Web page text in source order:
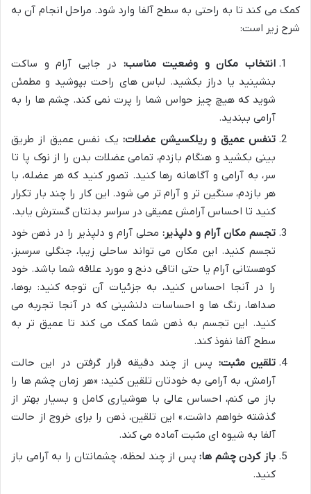
کمک می کند تا به راحتی به سطح آلفا وارد شود. مراحل انجام آن به
شرح زیر است:
انتخاب مکان و وضعیت مناسب: در جایی آرام و ساکت
بنشینید یا دراز بکشید. لباس های راحت بپوشید و مطمئن
شوید که هیچ چیز حواس شما را پرت نمی کند. چشم ها را به
آرامی ببندید.
تنفس عمیق و ریلکسیشن عضلات:یک نفس عمیق از طریق
بینی بکشید و هنگام بازدم، تمامی عضلات بدن را از نوک پا تا
سر، به آرامی و آگاهانه رها کنید. تصور کنید که هر عضله، با
هر بازدم، سنگین تر و آرام تر می شود. این کار را چند بار تکرار
کنید تا احساس آرامش عمیقی در سراسر بدنتان گسترش یابد.
تجسم مکان آرام و دلپذیر: محلی آرام و دلپذیر را در ذهن خود
تجسم کنید. این مکان می تواند ساحلی زیبا، جنگلی سرسبز،
کوهستانی آرام یا حتی اتاقی دنج و مورد علاقه شما باشد. خود
را در آنجا احساس کنید، به جزئیات آن توجه کنید: بوها،
صداها، رنگ ها و احساسات دلنشینی که در آنجا تجربه می
کنید. این تجسم به ذهن شما کمک می کند تا عمیق تر به
سطح آلفا نفوذ کند.
تلقین مثبت: پس از چند دقیقه قرار گرفتن در این حالت
آرامش، به آرامی به خودتان تلقین کنید: «هر زمان چشم ها را
باز می کنم، احساس عالی با هوشیاری کامل و بسیار بهتر از
گذشته خواهم داشت.» این تلقین، ذهن را برای خروج از حالت
آلفا به شیوه ای مثبت آماده می کند.
باز کردن چشم ها:پس از چند لحظه، چشمانتان را به آرامی باز
کنید.